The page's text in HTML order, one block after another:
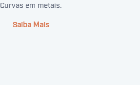
Curvas em metais.
Saiba Mais